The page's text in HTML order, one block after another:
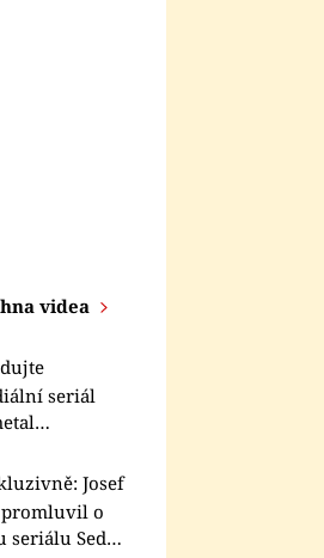
videa
seriál
o
seriálu Sedm